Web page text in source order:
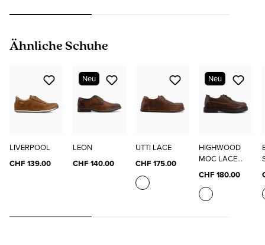
Produktgalerie überspringen
Ähnliche Schuhe
LIVERPOOL
CHF 139.00
Neu
LEON
CHF 140.00
UTTI LACE
CHF 175.00
Neu
HIGHWOOD
MOC LACE
LOW
CHF 180.00